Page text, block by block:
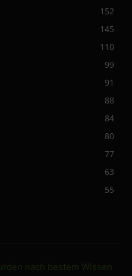
152
145
110
99
91
88
84
80
77
63
55
nach bestem Wissen